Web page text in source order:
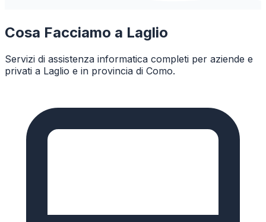
Cosa Facciamo a Laglio
Servizi di assistenza informatica completi per aziende e
privati a Laglio e in provincia di Como.